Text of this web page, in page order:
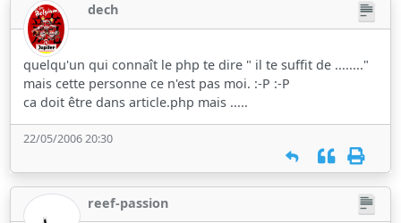
dech
quelqu'un qui connaît le php te dire " il te suffit de ........"
mais cette personne ce n'est pas moi. :-P :-P
ca doit être dans article.php mais .....
22/05/2006 20:30
reef-passion